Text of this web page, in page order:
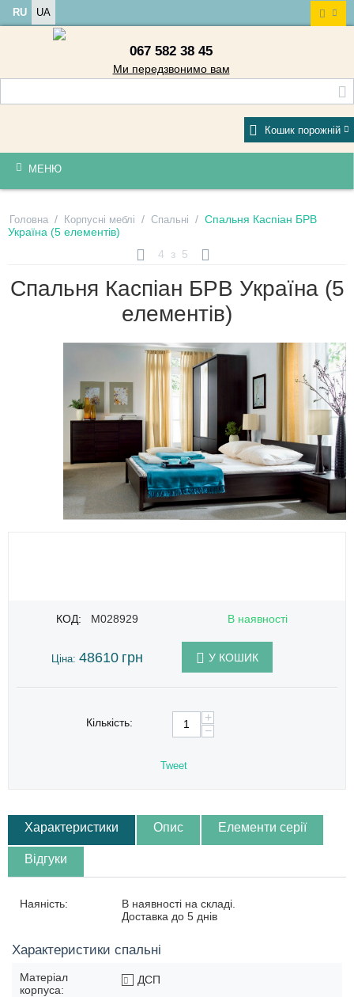
RU UA
067 582 38 45
Ми передзвонимо вам
Кошик порожній
МЕНЮ
Головна / Корпусні меблі / Спальні / Спальня Каспіан БРВ
Україна (5 елементів)
4
з 5
Спальня Каспіан БРВ Україна (5
елементів)
КОД: M028929 В наявності
Ціна: 48610 грн У КОШИК
Кількість:
+
−
Tweet
Характеристики Опис Елементи серії
Відгуки
Наяність:
В наявності на складі.
Доставка до 5 днів
Характеристики спальні
Матеріал
корпуса:
ДСП